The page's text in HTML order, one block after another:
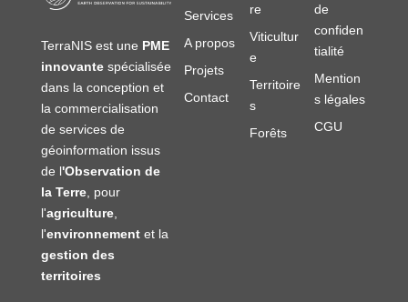
TerraNIS est une PME
innovantespécialisée
dans la conception et
la commercialisation
de services de
géoinformation issus
de l'Observation de
la Terre, pour
l'agriculture,
l'environnementet la
gestion des
territoires
Services
A propos
Projets
Contact
re
Viticultur
e
Territoire
s
Forêts
de
confiden
tialité
Mention
s légales
CGU